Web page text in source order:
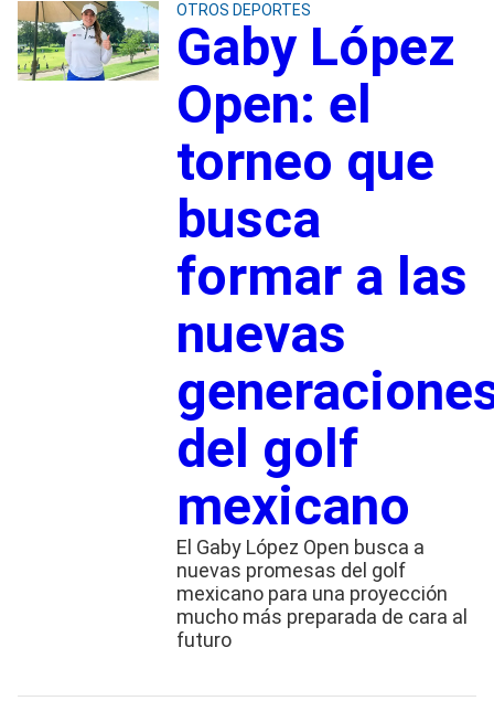
OTROS DEPORTES
Gaby López
Open: el
torneo que
busca
formar a las
nuevas
del golf
mexicano
El Gaby López Open busca a
nuevas promesas del golf
mexicano para una proyección
mucho más preparada de cara al
futuro